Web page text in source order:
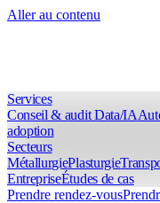
Aller au contenu
Services
Conseil & audit Data/IA
adoption
Secteurs
MétallurgiePlasturgie
EntrepriseÉtudes de cas
Prendre rendez-vous